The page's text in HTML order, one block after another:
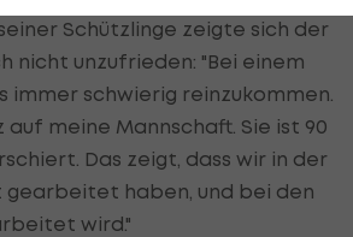
Schützlinge zeigte sich der
nicht unzufrieden: "Bei einem
immer schwierig reinzukommen.
meine Mannschaft. Sie ist 90
Das zeigt, dass wir in der
gearbeitet haben, und bei den
wird."